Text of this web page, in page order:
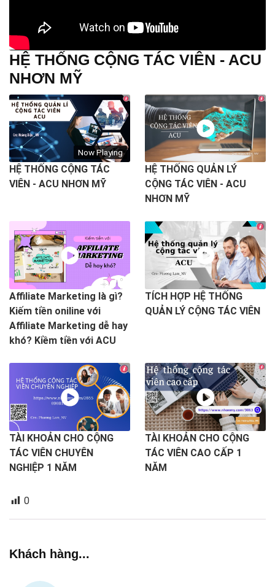
HỆ THỐNG CỘNG TÁC VIÊN - ACU
NHƠN MỸ
Now Playing
HỆ THỐNG CỘNG TÁC
VIÊN - ACU NHƠN MỸ
HỆ THỐNG QUẢN LÝ
CỘNG TÁC VIÊN - ACU
NHƠN MỸ
Affiliate Marketing là gì?
Kiếm tiền oniline với
Affiliate Marketing dễ hay
khó? Kiềm tiền với ACU
TÍCH HỢP HỆ THỐNG
QUẢN LÝ CỘNG TÁC VIÊN
TÀI KHOẢN CHO CỘNG
TÁC VIÊN CHUYÊN
NGHIỆP 1 NĂM
TÀI KHOẢN CHO CỘNG
TÁC VIÊN CAO CẤP 1
NĂM
0
Khách hàng...